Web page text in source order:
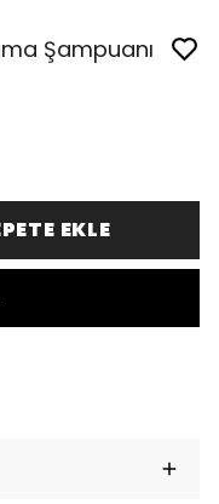
Şampuanı
EKLE